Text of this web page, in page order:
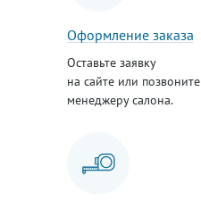
Оформление заказа
Оставьте заявку
на сайте или позвоните
менеджеру салона.